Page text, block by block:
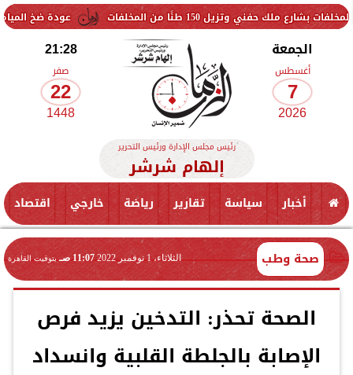
عودة ضخ المياه تدريجيًا 150 طنًا من المخلفات
الجمعة
أغسطس
7
2026
21:28
صفر
22
1448
رئيس مجلس الإدارة ورئيس التحرير
إلهام شرشر
أخبار سياسة تقارير رياضة خارجي اقتصاد
صحة وطب الثلاثاء، 1 نوفمبر 2022 11:07 صـ بتوقيت القاهرة
الصحة تحذر: التدخين يزيد فرص
الإصابة بالجلطة القلبية وانسداد